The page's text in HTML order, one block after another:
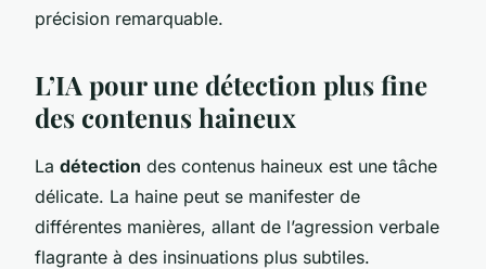
précision remarquable.
L’IA pour une détection plus fine
des contenus haineux
La détection des contenus haineux est une tâche
délicate. La haine peut se manifester de
différentes manières, allant de l’agression verbale
flagrante à des insinuations plus subtiles.